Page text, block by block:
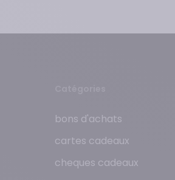
bons d'achats
cartes cadeaux
cheques cadeaux